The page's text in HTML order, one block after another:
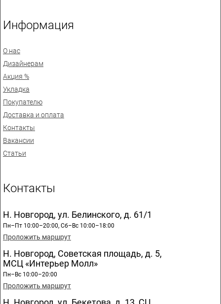
Информация
О нас
Дизайнерам
Акция %
Укладка
Покупателю
Доставка и оплата
Контакты
Вакансии
Статьи
Контакты
Н. Новгород, ул. Белинского, д. 61/1
Пн–Пт 10:00–20:00, Сб–Вс 10:00–18:00
Проложить маршрут
Н. Новгород, Советская площадь, д. 5,
МСЦ «Интерьер Молл»
Пн–Вс 10:00–20:00
Проложить маршрут